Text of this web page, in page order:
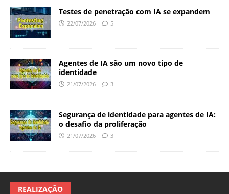
Testes de penetração com IA se expandem
22/07/2026 5
Agentes de IA são um novo tipo de
identidade
21/07/2026 3
Segurança de identidade para agentes de IA:
o desafio da proliferação
21/07/2026 3
REALIZAÇÃO